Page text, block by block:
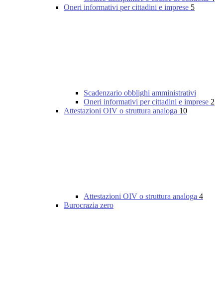
Oneri informativi per cittadini e imprese 5
Scadenzario obblighi amministrativi
Oneri informativi per cittadini e imprese 2
Attestazioni OIV o struttura analoga 10
Attestazioni OIV o struttura analoga 4
Burocrazia zero